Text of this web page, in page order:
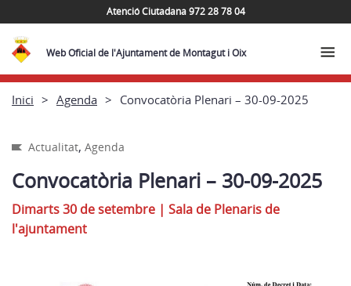
Atenció Ciutadana 972 28 78 04
Web Oficial de l'Ajuntament de Montagut i Oix
Inici Agenda Convocatòria Plenari – 30-09-2025
Actualitat, Agenda
Convocatòria Plenari – 30-09-2025
Dimarts 30 de setembre | Sala de Plenaris de
l'ajuntament